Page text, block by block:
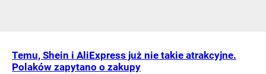
Temu, Shein i AliExpress już nie takie atrakcyjne.
Polaków zapytano o zakupy